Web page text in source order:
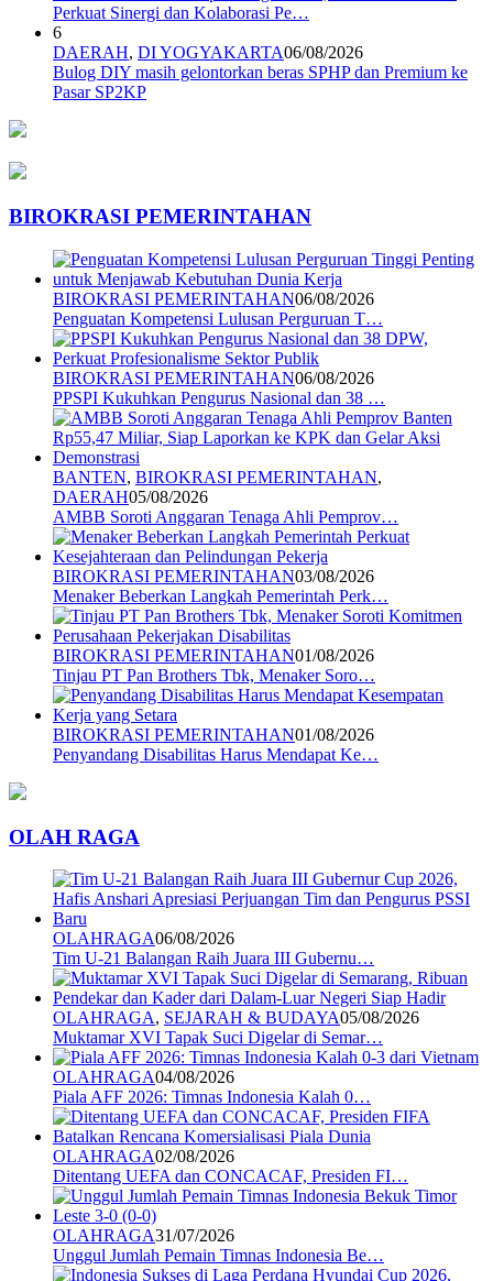
Perkuat Sinergi dan Kolaborasi Pe…
6
DAERAH, DI YOGYAKARTA06/08/2026
Bulog DIY masih gelontorkan beras SPHP dan Premium ke
Pasar SP2KP
BIROKRASI PEMERINTAHAN
BIROKRASI PEMERINTAHAN06/08/2026
Penguatan Kompetensi Lulusan Perguruan T…
BIROKRASI PEMERINTAHAN06/08/2026
PPSPI Kukuhkan Pengurus Nasional dan 38 …
BANTEN, BIROKRASI PEMERINTAHAN,
DAERAH05/08/2026
AMBB Soroti Anggaran Tenaga Ahli Pemprov…
BIROKRASI PEMERINTAHAN03/08/2026
Menaker Beberkan Langkah Pemerintah Perk…
BIROKRASI PEMERINTAHAN01/08/2026
Tinjau PT Pan Brothers Tbk, Menaker Soro…
BIROKRASI PEMERINTAHAN01/08/2026
Penyandang Disabilitas Harus Mendapat Ke…
OLAH RAGA
OLAHRAGA06/08/2026
Tim U-21 Balangan Raih Juara III Gubernu…
OLAHRAGA, SEJARAH & BUDAYA05/08/2026
Muktamar XVI Tapak Suci Digelar di Semar…
OLAHRAGA04/08/2026
Piala AFF 2026: Timnas Indonesia Kalah 0…
OLAHRAGA02/08/2026
Ditentang UEFA dan CONCACAF, Presiden FI…
OLAHRAGA31/07/2026
Unggul Jumlah Pemain Timnas Indonesia Be…